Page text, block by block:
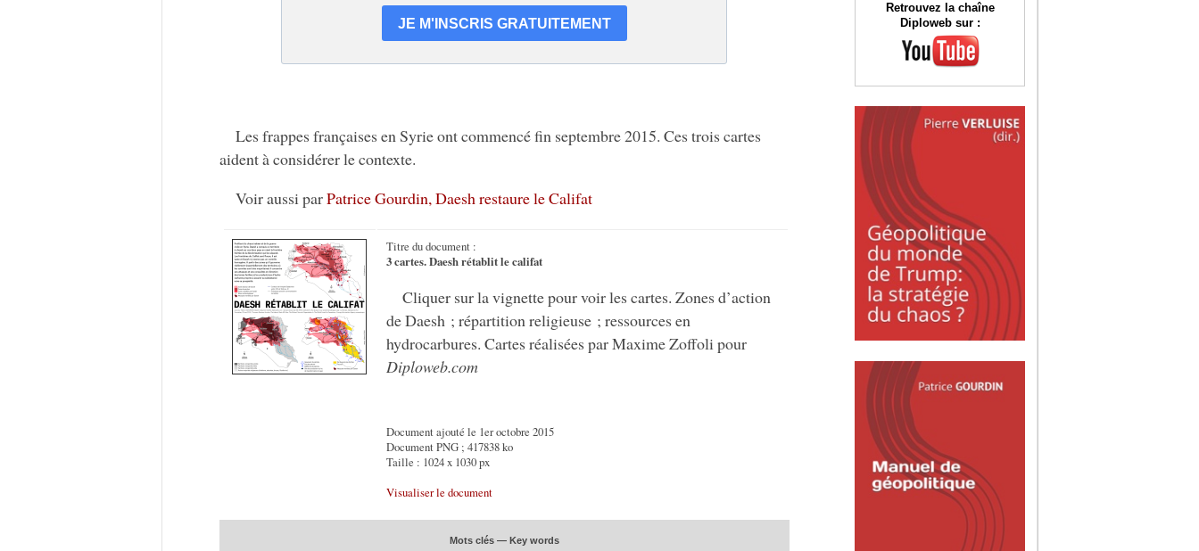
Les frappes françaises en Syrie ont commencé fin septembre 2015. Ces trois cartes
aident à considérer le contexte.
Voir aussi parPatrice Gourdin, Daesh restaure le Califat
Titre du document :
3 cartes. Daesh rétablit le califat
Cliquer sur la vignette pour voir les cartes. Zones d’action
de Daesh ; répartition religieuse ; ressources en
hydrocarbures. Cartes réalisées par Maxime Zoffoli pour
Diploweb.com
Document ajouté le 1er octobre 2015
Document PNG ; 417838 ko
Taille : 1024 x 1030 px
Visualiser le document
Mots clés — Key words
Retrouvez la chaîne
Diploweb sur :